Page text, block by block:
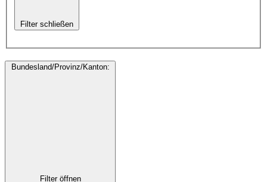
Filter schließen
Bundesland/Provinz/Kanton:
Filter öffnen